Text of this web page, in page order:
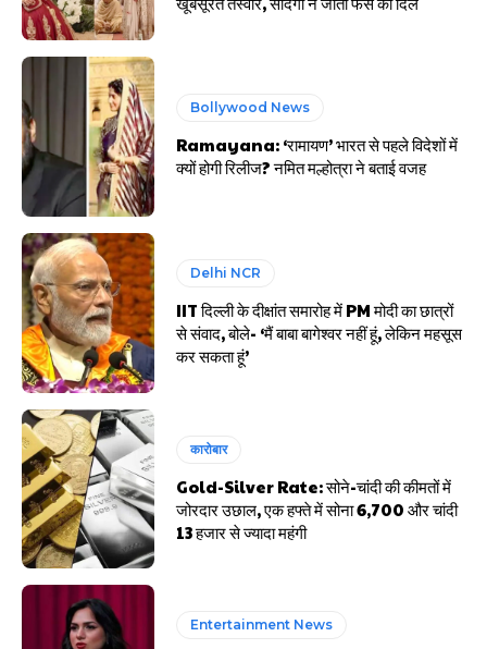
Bollywood News
Ramayana: ‘रामायण’ भारत से पहले विदेशों में
क्यों होगी रिलीज? नमित मल्होत्रा ने बताई वजह
Delhi NCR
IIT दिल्ली के दीक्षांत समारोह में PM मोदी का छात्रों
से संवाद, बोले- ‘मैं बाबा बागेश्वर नहीं हूं, लेकिन महसूस
कर सकता हूं’
कारोबार
Gold-Silver Rate: सोने-चांदी की कीमतों में
जोरदार उछाल, एक हफ्ते में सोना ₹6,700 और चांदी
₹13 हजार से ज्यादा महंगी
Entertainment News